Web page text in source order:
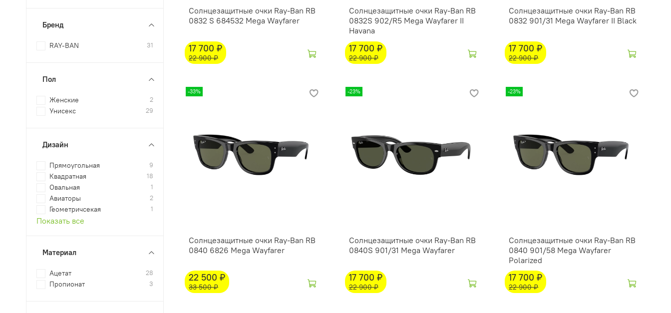
Солнцезащитные очки Ray-Ban RB
0832 S 684532 Mega Wayfarer
17 700 ₽
22 900 ₽
Солнцезащитные очки Ray-Ban RB
0832S 902/R5 Mega Wayfarer II
Havana
17 700 ₽
22 900 ₽
Солнцезащитные очки Ray-Ban RB
0832 901/31 Mega Wayfarer II Black
17 700 ₽
22 900 ₽
-33%
Солнцезащитные очки Ray-Ban RB
0840 6826 Mega Wayfarer
22 500 ₽
33 500 ₽
-23%
Солнцезащитные очки Ray-Ban RB
0840S 901/31 Mega Wayfarer
17 700 ₽
22 900 ₽
-23%
Солнцезащитные очки Ray-Ban RB
0840 901/58 Mega Wayfarer
Polarized
17 700 ₽
22 900 ₽
Бренд
RAY-BAN 31
Пол
Женские 2
Унисекс 29
Дизайн
Прямоугольная 9
Квадратная 18
Овальная 1
Авиаторы 2
Геометричсекая 1
Показать все
Материал
Ацетат 28
Пропионат 3